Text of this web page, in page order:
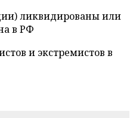
ликвидированы или
в РФ
и экстремистов в